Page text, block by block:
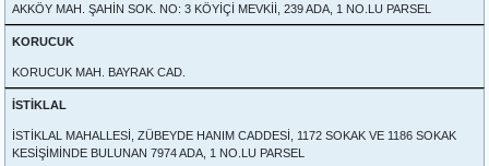
AKKÖY MAH. ŞAHİN SOK. NO: 3 KÖYİÇİ MEVKİİ, 239 ADA, 1 NO.LU PARSEL
KORUCUK
KORUCUK MAH. BAYRAK CAD.
İSTİKLAL
İSTİKLAL MAHALLESİ, ZÜBEYDE HANIM CADDESİ, 1172 SOKAK VE 1186 SOKAK
KESİŞİMİNDE BULUNAN 7974 ADA, 1 NO.LU PARSEL